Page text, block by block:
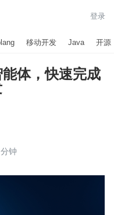
登录
移动开发 Java 开源
体，快速完成
钟